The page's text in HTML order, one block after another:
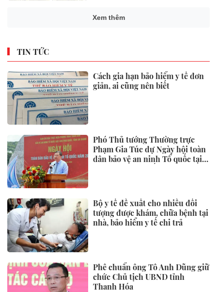
Xem thêm
TIN TỨC
Cách gia hạn bảo hiểm y tế đơn
giản, ai cũng nên biết
Phó Thủ tướng Thường trực
Phạm Gia Túc dự Ngày hội toàn
dân bảo vệ an ninh Tổ quốc tại
Bộ y tế đề xuất cho nhiều đối
tượng được khám, chữa bệnh tại
nhà, bảo hiểm y tế chi trả
Phê chuẩn ông Tô Anh Dũng giữ
chức Chủ tịch UBND tỉnh
Thanh Hóa